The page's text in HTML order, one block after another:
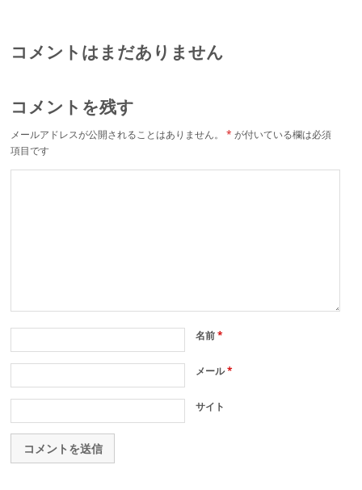
コメントはまだありません
コメントを残す
メールアドレスが公開されることはありません。 * が付いている欄は必須
項目です
名前*
メール*
サイト